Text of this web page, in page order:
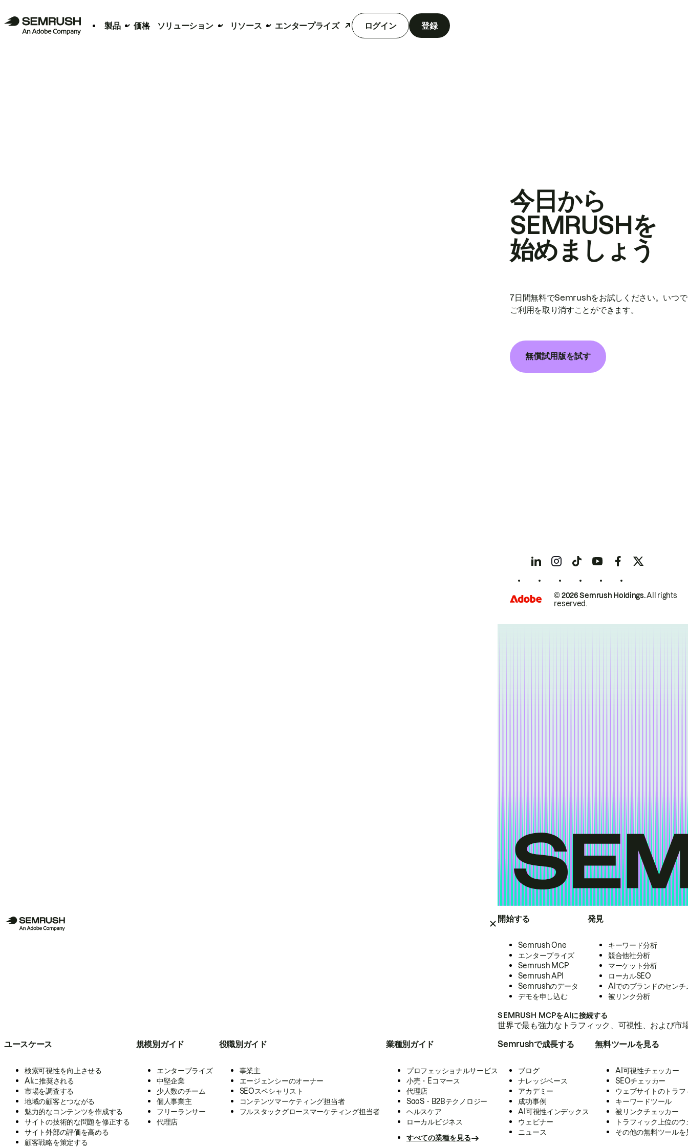
製品 価格 ソリューション リソース エンタープライズ ログイン 登録
開始する
Semrush One
エンタープライズ
Semrush MCP
Semrush API
Semrushのデータ
デモを申し込む
発見
キーワード分析
競合他社分析
マーケット分析
ローカルSEO
AIでのブランドのセンチ
被リンク分析
SEMRUSH MCPをAIに接続する
世界で最も強力なトラフィック、可視性、および
ユースケース
検索可視性を向上させる
AIに推奨される
市場を調査する
地域の顧客とつながる
魅力的なコンテンツを作成する
サイトの技術的な問題を修正する
サイト外部の評価を高める
顧客戦略を策定する
規模別ガイド
エンタープライズ
中堅企業
少人数のチーム
個人事業主
フリーランサー
代理店
役職別ガイド
事業主
エージェンシーのオーナー
SEOスペシャリスト
コンテンツマーケティング担当者
フルスタックグロースマーケティング担当者
業種別ガイド
プロフェッショナルサービス
小売・Eコマース
代理店
SaaS・B2Bテクノロジー
ヘルスケア
ローカルビジネス
すべての業種を見る
Semrushで成長する
ブログ
ナレッジベース
アカデミー
成功事例
AI可視性インデックス
ウェビナー
ニュース
無料ツールを見る
AI可視性チェッカー
SEOチェッカー
ウェブサイトのトラ
キーワードツール
被リンクチェッカー
トラフィック上位の
その他の無料ツールを
今日から
SEMRUSHを
始めましょう
7日間無料でSemrushをお試しください。いつ
ご利用を取り消すことができます。
無償試用版を試す
© 2026 Semrush Holdings.All rights
reserved.